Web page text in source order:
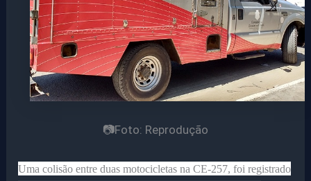
📷Foto: Reprodução
Uma colisão entre duas motocicletas na CE-257, foi registrado